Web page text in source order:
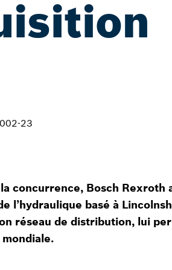
23
concurrence, Bosch Rexroth
l’hydraulique basé à
réseau de distribution, lui